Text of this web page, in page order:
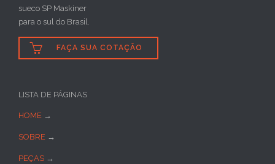
sueco SP Maskiner
para o sul do Brasil.
 FAÇA SUA COTAÇÃO
LISTA DE PÁGINAS
HOME →
SOBRE →
PEÇAS →